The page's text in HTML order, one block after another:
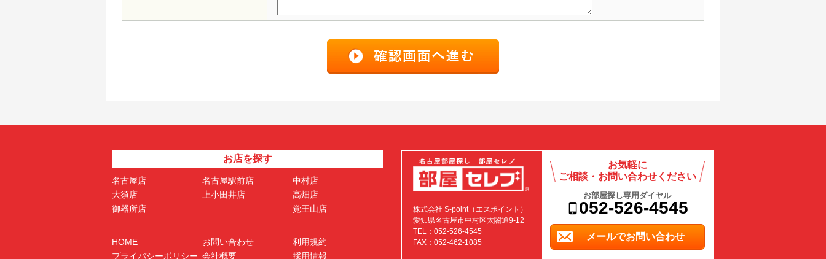
お店を探す
名古屋店 名古屋駅前店
中村店
大須店
上小田井店
高畑店
御器所店
覚王山店
HOME お問い合わせ
利用規約
プライバシーポリシー 会社概要 採用情報
株式会社 S-point（エスポイント）
愛知県名古屋市中村区太閤通9-12
TEL：052-526-4545
FAX：052-462-1085
お気軽に
ご相談・お問い合わせください
お部屋探し専用ダイヤル
052-526-4545
メールでお問い合わせ